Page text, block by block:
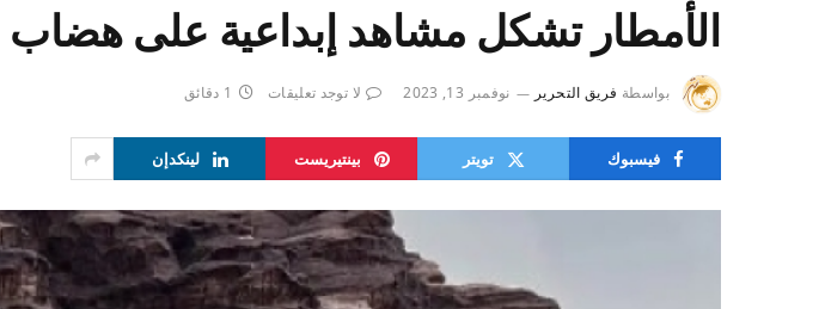
الأمطار تشكل مشاهد إبداعية على هضاب
بواسطة فريق التحرير نوفمبر 13, 2023 لا توجد تعليقات 1 دقائق
فيسبوك تويتر بينتيريست لينكدإن